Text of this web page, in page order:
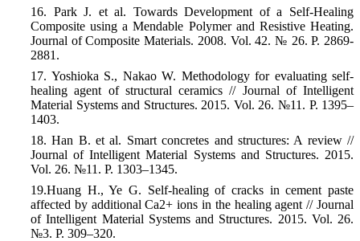
16. Park J. et al. Towards Development of a Self-Healing
Composite using a Mendable Polymer and Resistive Heating.
Journal ofComposite Materials. 2008. Vol. 42.№ 26. P. 2869-
2881.
17. Yoshioka S., Nakao W. Methodology for evaluating self-
healing agent of structural ceramics // Journal of Intelligent
Material Systems and Structures. 2015. Vol. 26. №11. P. 1395–
1403.
18. Han B. et al. Smart concretes and structures: A review //
Journal of Intelligent Material Systems and Structures. 2015.
Vol. 26. №11. P. 1303–1345.
19.Huang H., Ye G. Self-healing of cracks in cement paste
affected by additional Ca2+ ions in the healing agent // Journal
of Intelligent Material Systems and Structures. 2015. Vol. 26.
№3. P. 309–320.